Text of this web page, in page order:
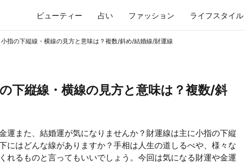
ビューティー 占い ファッション ライフスタイル
小指の下縦線・横線の見方と意味は？複数/斜め/結婚線/財運線
の下縦線・横線の見方と意味は？複数/斜
運また、結婚運が気になりませんか？財運線は主に小指の下縦
にはどんな線がありますか？手相は人生の道しるべや、様々な
れるものと言ってもいいでしょう。今回は気になる財運や金運